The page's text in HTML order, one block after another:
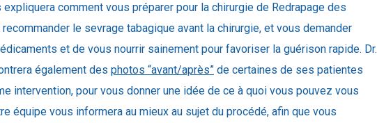
expliquera comment vous préparer pour la chirurgie de Redrapage des
le sevrage tabagique avant la chirurgie, et vous demander
et de vous nourrir sainement pour favoriser la guérison rapide. Dr.
également des photos “avant/après” de certaines de ses patientes
intervention, pour vous donner une idée de ce à quoi vous pouvez vous
équipe vous informera au mieux au sujet du procédé, afin que vous